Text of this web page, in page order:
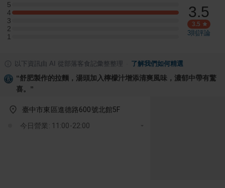
5
5 星：0 則評論
4
4 星：1 則評論
3
3 星：0 則評論
2
2 星：0 則評論
1
1 星：0 則評論
3.5
3.5
3則評論
以下資訊由 AI 從部落客食記彙整整理 了解我們如何精選
“舒肥製作的拉麵，湯頭加入檸檬汁增添清爽風味，濃郁中帶有驚
喜。 ”
臺中市東區進德路600號北館5F
今日營業: 11:00-22:00